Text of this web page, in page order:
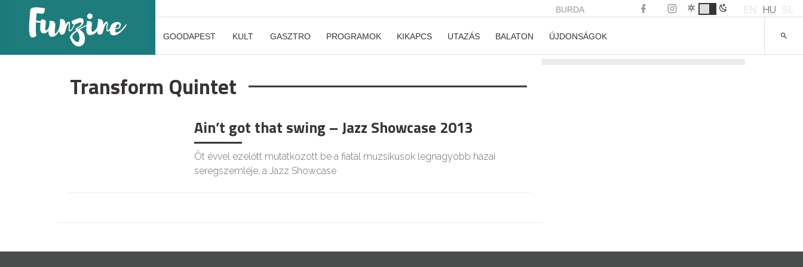
BURDA EN HU SL
GOODAPEST KULT GASZTRO PROGRAMOK KIKAPCS UTAZÁS BALATON ÚJDONSÁGOK
Transform Quintet
Ain’t got that swing – Jazz Showcase 2013
Öt évvel ezelőtt mutatkozott be a fiatal muzsikusok legnagyobb hazai
seregszemléje, a Jazz Showcase